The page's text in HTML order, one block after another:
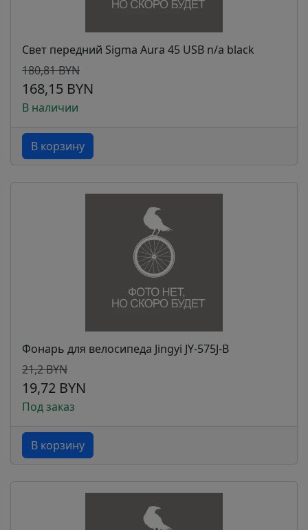
Свет передний Sigma Aura 45 USB n/a black
180,81 BYN
168,15 BYN
В наличии
В корзину
Фонарь для велосипеда Jingyi JY-575J-B
21,2 BYN
19,72 BYN
Под заказ
В корзину